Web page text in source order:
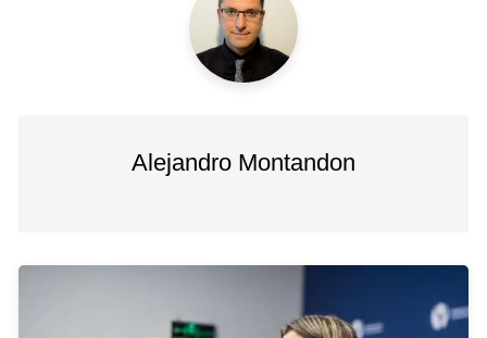
Alejandro Montandon